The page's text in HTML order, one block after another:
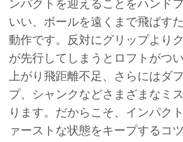
ンパクトを迎えることをハンド
いい、ボールを遠くまで飛ばす
動作です。反対にグリップより
が先行してしまうとロフトがつ
上がり飛距離不足、さらにはダ
プ、シャンクなどさまざまなミ
ります。だからこそ、インパク
ァーストな状態をキープするコ